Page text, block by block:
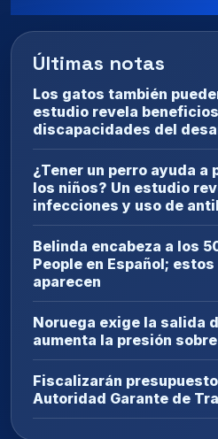
Últimas notas
Los gatos también
estudio revela
discapacidades del
¿Tener un perro ayuda a
los niños? Un estudio
infecciones y uso de
Belinda encabeza a los
People en Español;
aparecen
Noruega exige la salida
aumenta la presión sobre
Fiscalizarán
Autoridad Garante de